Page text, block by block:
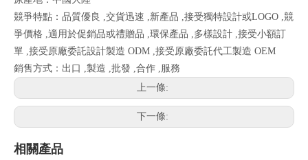
競爭特點：品質優良 ,交貨迅速 ,新產品 ,接受獨特設計或LOGO ,競
爭價格 ,適用於促銷品或禮贈品 ,環保產品 ,多樣設計 ,接受小額訂
單 ,接受原廠委託設計製造 ODM ,接受原廠委託代工製造 OEM
銷售方式：出口 ,製造 ,批發 ,合作 ,服務
上一條:
下一條:
相關產品